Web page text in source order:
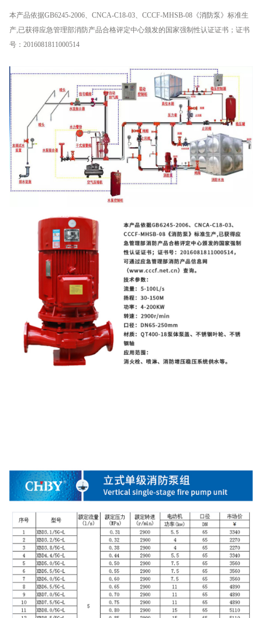
本产品依据GB6245-2006、CNCA-C18-03、CCCF-MHSB-08《消防泵》标准生
产,已获得应急管理部消防产品合格评定中心颁发的国家强制性认证证书；证书
号：2016081811000514